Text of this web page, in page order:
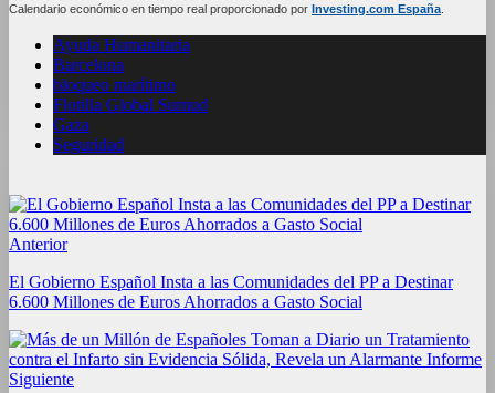
Calendario económico en tiempo real proporcionado por Investing.com España
Ayuda Humanitaria
Barcelona
bloqueo marítimo
Flotilla Global Sumud
Gaza
Seguridad
Anterior
El Gobierno Español Insta a las Comunidades del PP a Destinar
6.600 Millones de Euros Ahorrados a Gasto Social
Siguiente